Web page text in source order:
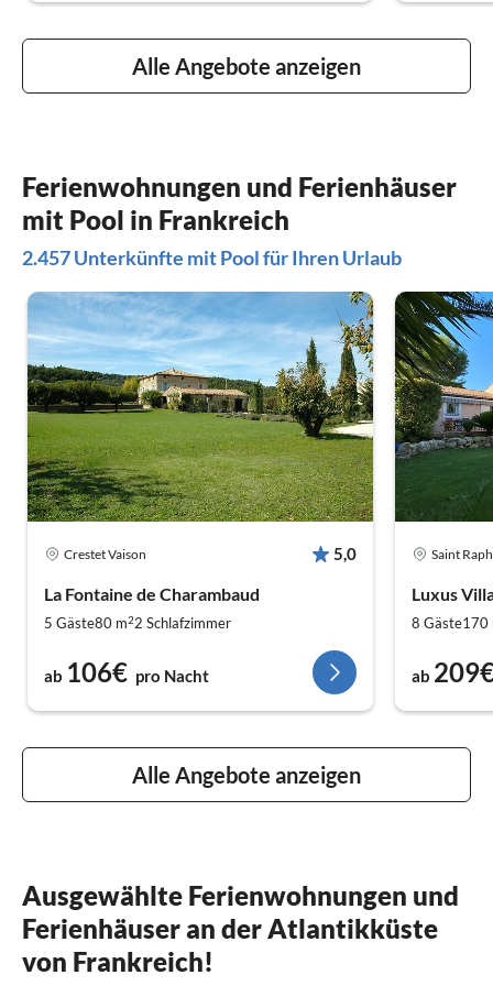
Alle Angebote anzeigen
Ferienwohnungen und Ferienhäuser
mit Pool in Frankreich
2.457 Unterkünfte mit Pool für Ihren Urlaub
Crestet Vaison 5,0
La Fontaine de Charambaud
5 Gäste80 m22 Schlafzimmer
ab 106€ pro Nacht
Saint
Luxus
8 Gäste170
ab
Alle Angebote anzeigen
Ausgewählte Ferienwohnungen und
Ferienhäuser an der Atlantikküste
von Frankreich!